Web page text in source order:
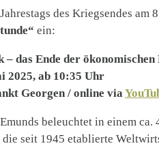
des Kriegsendes
ein:
das Ende der
2025, ab 10:35 Uhr
Georgen / online via
beleuchtet in einem
seit 1945 etablierte